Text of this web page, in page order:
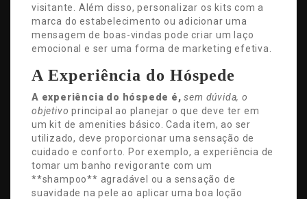
visitante. Além disso, personalizar os kits com a
marca do estabelecimento ou adicionar uma
mensagem de boas-vindas pode criar um laço
emocional e ser uma forma de marketing efetiva.
A Experiência do Hóspede
A experiência do hóspede é, sem dúvida, o
objetivo principal ao planejar o que deve ter em
um kit de amenities básico. Cada item, ao ser
utilizado, deve proporcionar uma sensação de
cuidado e conforto. Por exemplo, a experiência de
tomar um banho revigorante com um
**shampoo** agradável ou a sensação de
suavidade na pele ao aplicar uma boa loção